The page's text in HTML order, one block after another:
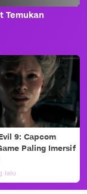
Temukan
9: Capcom
Paling Imersif
lalu